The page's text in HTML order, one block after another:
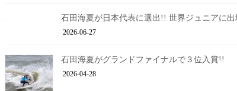
石田海夏が日本代表に選出!! 世界ジュニアに
2026-06-27
石田海夏がグランドファイナルで３位入賞!!
2026-04-28